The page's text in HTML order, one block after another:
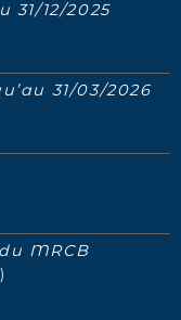
31/12/2025
31/03/2026
MRCB